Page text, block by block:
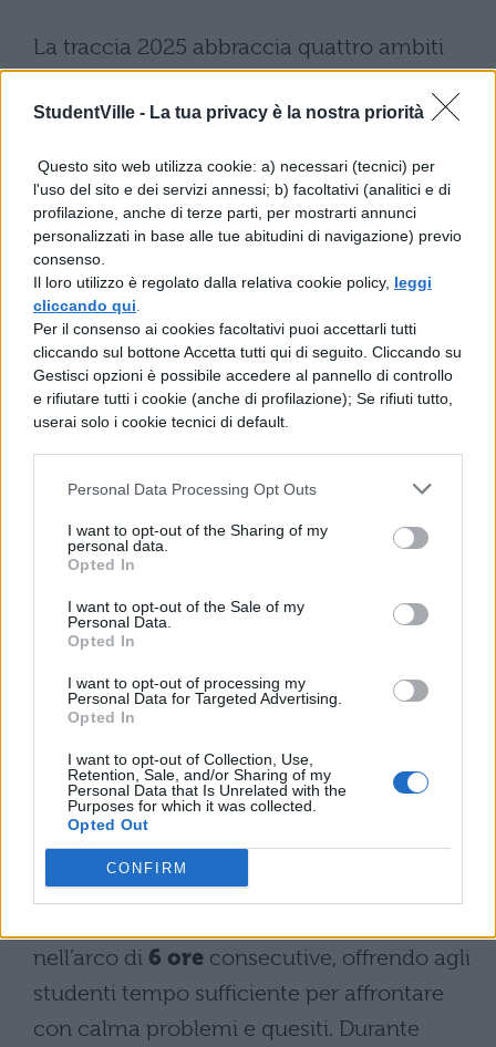
StudentVille - La tua privacy è la nostra priorità
Questo sito web utilizza cookie: a) necessari (tecnici) per
l'uso del sito e dei servizi annessi; b) facoltativi (analitici e di
profilazione, anche di terze parti, per mostrarti annunci
personalizzati in base alle tue abitudini di navigazione) previo
consenso.
Il loro utilizzo è regolato dalla relativa cookie policy, leggi
cliccando qui
Per il consenso ai cookies facoltativi puoi accettarli tutti
cliccando sul bottone Accetta tutti qui di seguito. Cliccando su
Gestisci opzioni è possibile accedere al pannello di controllo
e rifiutare tutti i cookie (anche di profilazione); Se rifiuti tutto,
userai solo i cookie tecnici di default.
Personal Data Processing Opt Outs
I want to opt-out of the Sharing of my
personal data.
Opted In
I want to opt-out of the Sale of my
Personal Data.
Opted In
I want to opt-out of processing my
Personal Data for Targeted Advertising.
Opted In
I want to opt-out of Collection, Use,
Retention, Sale, and/or Sharing of my
Personal Data that Is Unrelated with the
Purposes for which it was collected.
Opted Out
CONFIRM
La traccia 2025 abbraccia quattro ambiti
ministeriali.Aritmetica e algebra
rappresentazioni numeriche, operazioni sui
polinomi ed equazioni complesse.
Geometria euclidea e cartesiana
spaziano dai triangoli e parallelogrammi
alle funzioni circolari e figure
tridimensionali.
Insiemi e funzioni costituiscono il cuore
dell’esame: proprietà delle funzioni, calcolo
differenziale e integrale rappresentano
competenze irrinunciabili. Probabilità e
statisticacompletano il quadro con eventi
successo richiede preparazione metodica e
applicazioni pratiche, dimostrando
maturità matematica attraverso
ragionamento logico e precisione
operativa.
Il supporto per i maturandi
nell’arco di 6 ore consecutive, offrendo agli
studenti tempo sufficiente per affrontare
con calma problemi e quesiti. Durante